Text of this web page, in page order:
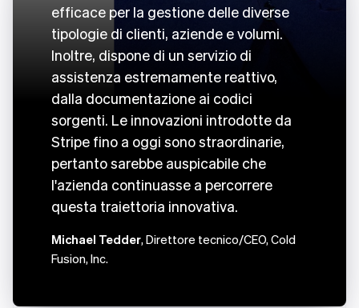
efficace per la gestione delle diverse
tipologie di clienti, aziende e volumi.
Inoltre, dispone di un servizio di
assistenza estremamente reattivo,
dalla documentazione ai codici
sorgenti. Le innovazioni introdotte da
Stripe fino a oggi sono straordinarie,
pertanto sarebbe auspicabile che
l'azienda continuasse a percorrere
questa traiettoria innovativa.
Michael Tedder, Direttore tecnico/CEO, Cold
Fusion, Inc.